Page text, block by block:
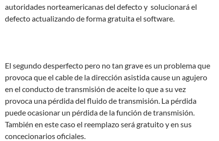
autoridades norteamericanas del defecto y solucionará el
defecto actualizando de forma gratuita el software.
El segundo desperfecto pero no tan grave es un problema que
provoca que el cable de la dirección asistida cause un agujero
en el conducto de transmisión de aceite lo que a su vez
provoca una pérdida del fluido de transmisión. La pérdida
puede ocasionar un pérdida de la función de transmisión.
También en este caso el reemplazo será gratuito y en sus
concecionarios oficiales.